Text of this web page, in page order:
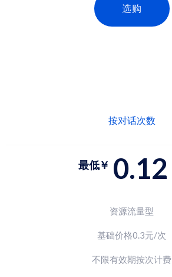
选购
按对话次数
最低￥ 0.12
资源流量型
基础价格0.3元/次
不限有效期按次计费